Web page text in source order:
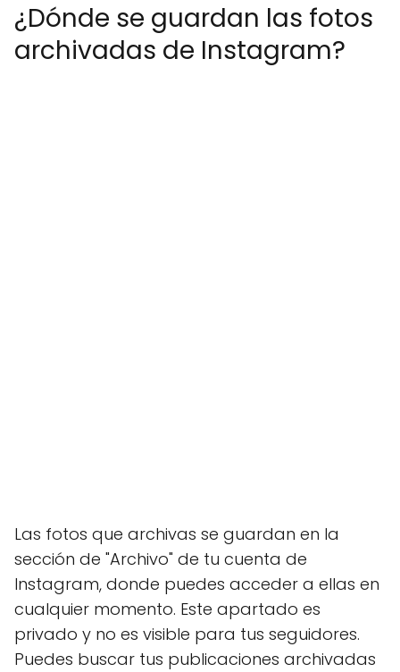
¿Dónde se guardan las fotos
archivadas de Instagram?
Las fotos que archivas se guardan en la
sección de "Archivo" de tu cuenta de
Instagram, donde puedes acceder a ellas en
cualquier momento. Este apartado es
privado y no es visible para tus seguidores.
Puedes buscar tus publicaciones archivadas